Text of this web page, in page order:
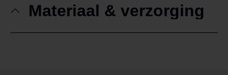
Materiaal & verzorging